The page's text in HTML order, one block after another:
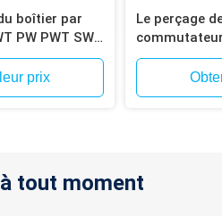
boîtier par
PW PWT SW
prix
Le perçage
droite
tout moment